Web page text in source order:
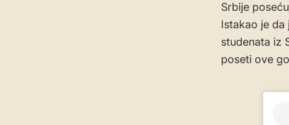
Srbije
Istakao je
studenata iz
poseti ove